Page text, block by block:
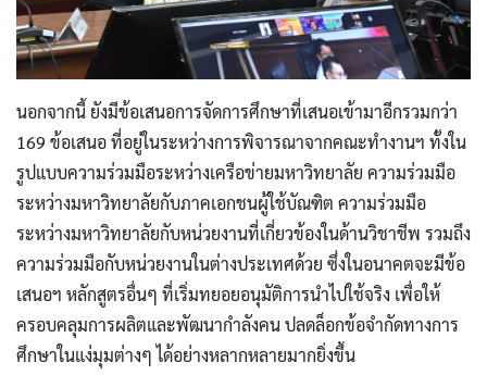
นอกจากนี้ ยังมีข้อเสนอการจัดการศึกษาที่เสนอเข้ามาอีกรวมกว่า
169 ข้อเสนอ ที่อยู่ในระหว่างการพิจารณาจากคณะทำงานฯ ทั้งใน
รูปแบบความร่วมมือระหว่างเครือข่ายมหาวิทยาลัย ความร่วมมือ
ระหว่างมหาวิทยาลัยกับภาคเอกชนผู้ใช้บัณฑิต ความร่วมมือ
ระหว่างมหาวิทยาลัยกับหน่วยงานที่เกี่ยวข้องในด้านวิชาชีพ รวมถึง
ความร่วมมือกับหน่วยงานในต่างประเทศด้วย ซึ่งในอนาคตจะมีข้อ
เสนอฯ หลักสูตรอื่นๆ ที่เริ่มทยอยอนุมัติการนำไปใช้จริง เพื่อให้
ครอบคลุมการผลิตและพัฒนากำลังคน ปลดล็อกข้อจำกัดทางการ
ศึกษาในแง่มุมต่างๆ ได้อย่างหลากหลายมากยิ่งขึ้น